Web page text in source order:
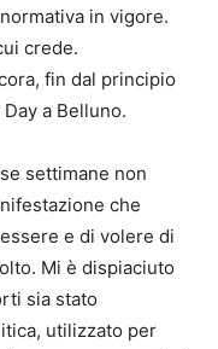
in vigore.
crede.
fin dal principio
a Belluno.
settimane non
che
e di volere di
Mi è dispiaciuto
sia stato
utilizzato per